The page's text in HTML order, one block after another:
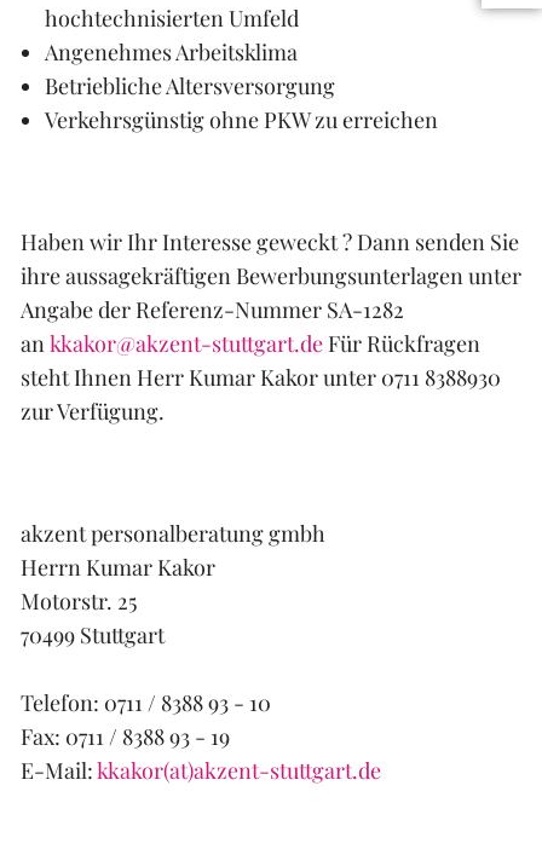
hochtechnisierten Umfeld
Angenehmes Arbeitsklima
Betriebliche Altersversorgung
Verkehrsgünstig ohne PKW zu erreichen
Haben wir Ihr Interesse geweckt ? Dann senden Sie
ihre aussagekräftigen Bewerbungsunterlagen unter
Angabe der Referenz-Nummer SA-1282
ankkakor@akzent-stuttgart.deFür Rückfragen
steht Ihnen Herr Kumar Kakor unter 0711 8388930
zur Verfügung.
akzent personalberatung gmbh
Herrn Kumar Kakor
Motorstr. 25
70499 Stuttgart
Telefon: 0711 / 8388 93 - 10
Fax: 0711 / 8388 93 - 19
E-Mail:kkakor(at)akzent-stuttgart.de